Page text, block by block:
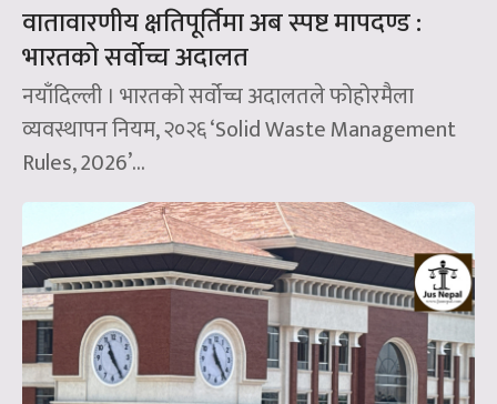
वातावारणीय क्षतिपूर्तिमा अब स्पष्ट मापदण्ड :
भारतको सर्वोच्च अदालत
नयाँदिल्ली । भारतको सर्वोच्च अदालतले फोहोरमैला
व्यवस्थापन नियम, २०२६ ‘Solid Waste Management
Rules, 2026’...